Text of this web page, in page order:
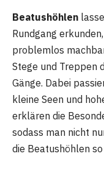
Beatushöhlen
Rundgang
problemlos
Stege und Treppen
Gänge. Dabei
kleine Seen und
erklären die
sodass man nicht
die Beatushöhlen